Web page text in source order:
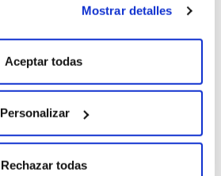
Mostrar detalles
Aceptar todas
Personalizar
Rechazar todas